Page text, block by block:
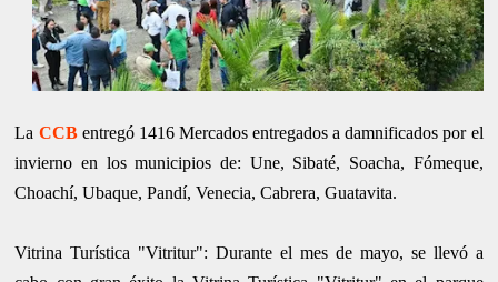
La CCB entregó 1416 Mercados entregados a damnificados por el
invierno en los municipios de: Une, Sibaté, Soacha, Fómeque,
Choachí, Ubaque, Pandí, Venecia, Cabrera, Guatavita.
Vitrina Turística "Vitritur": Durante el mes de mayo, se llevó a